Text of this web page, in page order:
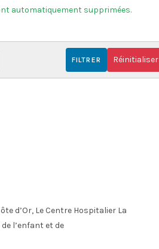
automatiquement supprimées.
FILTRER Réinitialiser
d’Or, Le Centre Hospitalier La
l’enfant et de